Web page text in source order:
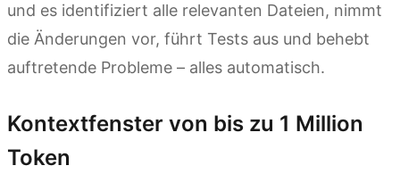
und es identifiziert alle relevanten Dateien, nimmt
die Änderungen vor, führt Tests aus und behebt
auftretende Probleme – alles automatisch.
Kontextfenster von bis zu 1 Million
Token